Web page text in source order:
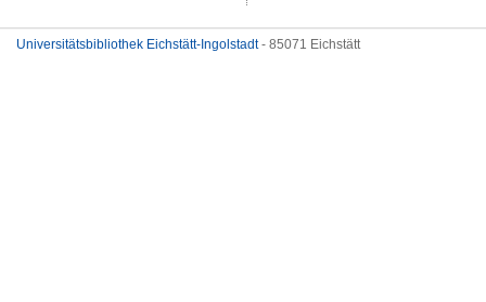
Universitätsbibliothek Eichstätt-Ingolstadt- 85071 Eichstätt